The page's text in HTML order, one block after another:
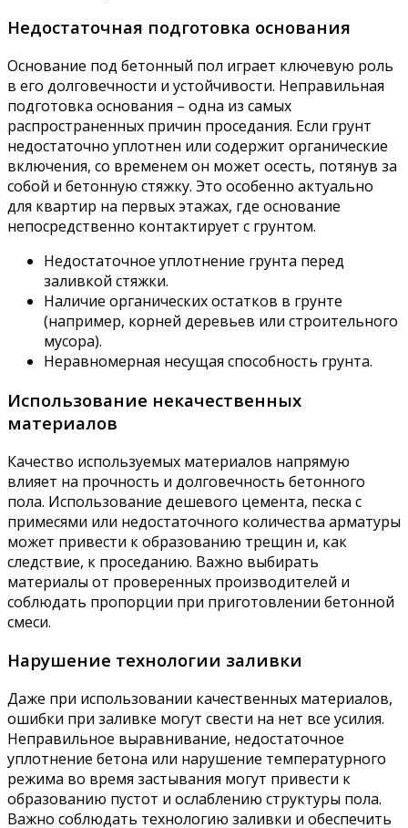
Недостаточная подготовка основания
Основание под бетонный пол играет ключевую роль
в его долговечности и устойчивости. Неправильная
подготовка основания – одна из самых
распространенных причин проседания. Если грунт
недостаточно уплотнен или содержит органические
включения, со временем он может осесть, потянув за
собой и бетонную стяжку. Это особенно актуально
для квартир на первых этажах, где основание
непосредственно контактирует с грунтом.
Недостаточное уплотнение грунта перед
заливкой стяжки.
Наличие органических остатков в грунте
(например, корней деревьев или строительного
мусора).
Неравномерная несущая способность грунта.
Использование некачественных
материалов
Качество используемых материалов напрямую
влияет на прочность и долговечность бетонного
пола. Использование дешевого цемента, песка с
примесями или недостаточного количества арматуры
может привести к образованию трещин и, как
следствие, к проседанию. Важно выбирать
материалы от проверенных производителей и
соблюдать пропорции при приготовлении бетонной
смеси.
Нарушение технологии заливки
Даже при использовании качественных материалов,
ошибки при заливке могут свести на нет все усилия.
Неправильное выравнивание, недостаточное
уплотнение бетона или нарушение температурного
режима во время застывания могут привести к
образованию пустот и ослаблению структуры пола.
Важно соблюдать технологию заливки и обеспечить